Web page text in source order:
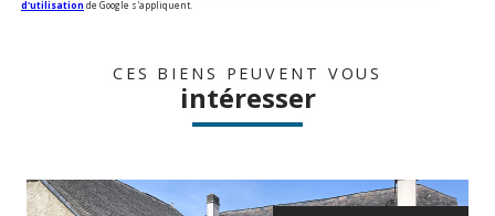
d'utilisation de Google s'appliquent.
CES BIENS PEUVENT VOUS
intéresser